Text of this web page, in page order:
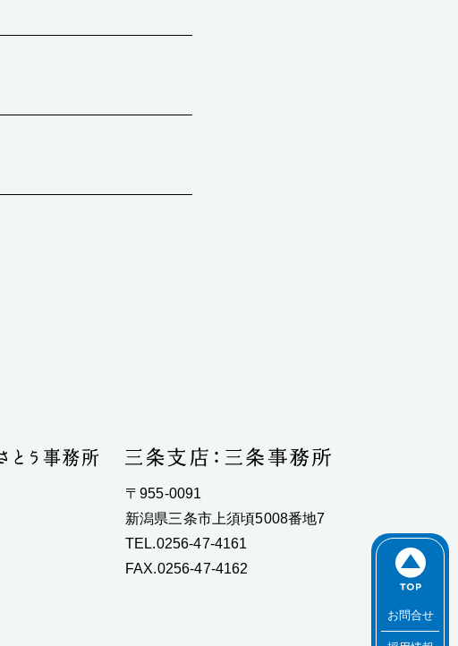
〒955-0091
新潟県三条市上須頃5008番地7
TEL.0256-47-4161
FAX.0256-47-4162
お問合せ